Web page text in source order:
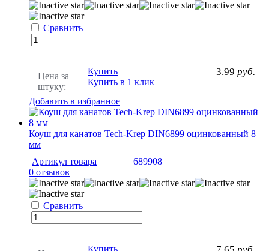
Сравнить
Цена за
штуку:
3.99 руб.
Купить
Купить в 1 клик
Добавить в избранное
Коуш для канатов Tech-Krep DIN6899 оцинкованный 8
мм
Артикул товара
689908
0 отзывов
Сравнить
Купить